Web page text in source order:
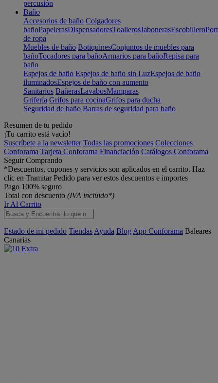
percusión
Baño
Accesorios de baño Colgadores
bañoPapelerasDispensadoresToallerosJabonerasEscobillero
de ropa
Muebles de baño BotiquinesConjuntos de muebles para
bañoTocadores para bañoArmarios para bañoRepisa para
baño
Espejos de baño Espejos de baño sin LuzEspejos de baño
iluminadosEspejos de baño con aumento
Sanitarios BañerasLavabosMamparas
Grifería Grifos para cocinaGrifos para ducha
Seguridad de baño Barras de seguridad para baño
Resumen de tu pedido
¡Tu carrito está vacío!
Suscríbete a la newsletter Todas las promociones Colecciones
Conforama Tarjeta Conforama Financiación Catálogos Conforama
Seguir Comprando
*Descuentos, cupones y servicios son aplicados en el carrito. Haz
clic en Tramitar Pedido para ver estos descuentos e importes
Pago 100% seguro
Total con descuento (IVA incluido*)
Ir Al Carrito
Estado de mi pedido Tiendas Ayuda Blog App Conforama Baleares
Canarias